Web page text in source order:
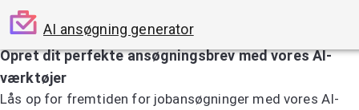
AI ansøgning generator
Opret dit perfekte ansøgningsbrev med vores AI-
værktøjer
Lås op for fremtiden for jobansøgninger med vores AI-